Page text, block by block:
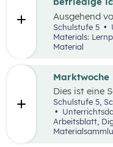
Ausgehend
Umgebung
befriedige ich
Schulstufe 5
Materials:
Material
Marktwoche
Dies ist eine
Einstieg(Was
überZiele
Thinking-
Arbeitsblatt,